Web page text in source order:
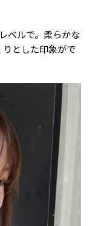
ベルで。柔らかな
とした印象がで